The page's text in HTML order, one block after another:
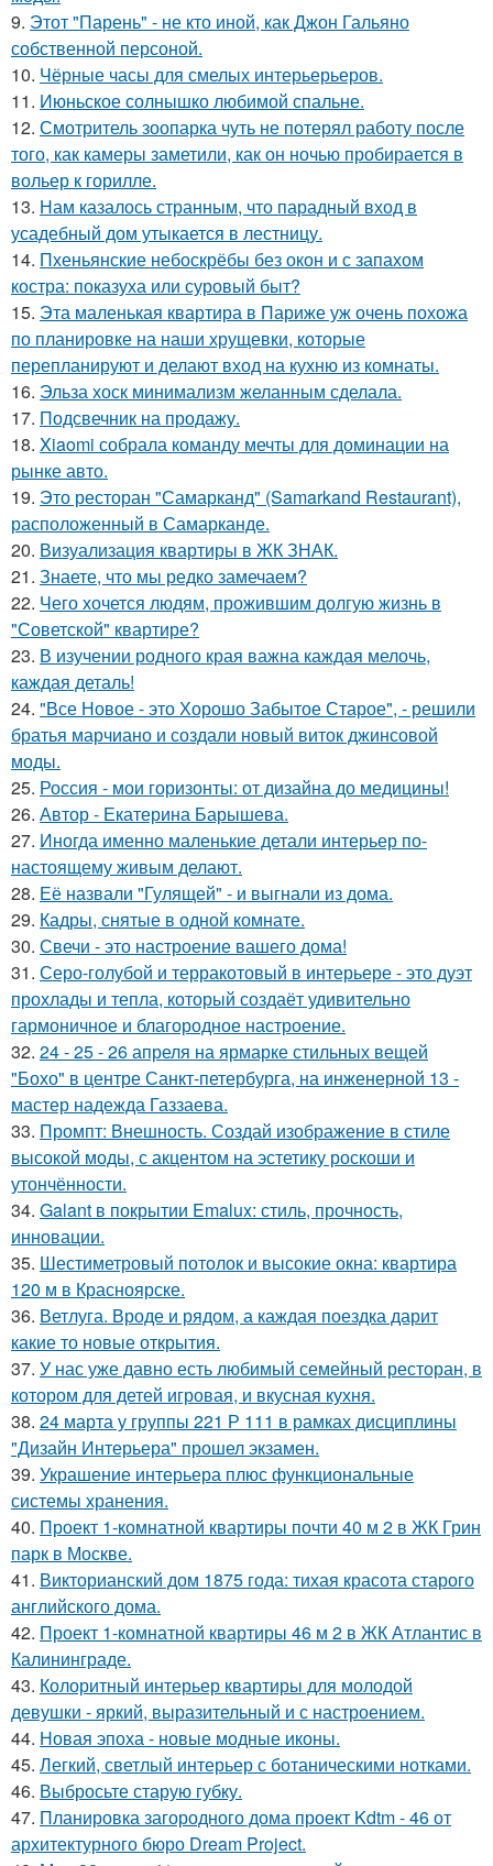
9. Этот "Парень" - не кто иной, как Джон Гальяно
собственной персоной.
10. Чёрные часы для смелых интерьерьеров.
11. Июньское солнышко любимой спальне.
12. Смотритель зоопарка чуть не потерял работу после
того, как камеры заметили, как он ночью пробирается в
вольер к горилле.
13. Нам казалось странным, что парадный вход в
усадебный дом утыкается в лестницу.
14. Пхеньянские небоскрёбы без окон и с запахом
костра: показуха или суровый быт?
15. Эта маленькая квартира в Париже уж очень похожа
по планировке на наши хрущевки, которые
перепланируют и делают вход на кухню из комнаты.
16. Эльза хоск минимализм желанным сделала.
17. Подсвечник на продажу.
18. Xiaomi собрала команду мечты для доминации на
рынке авто.
19. Это ресторан "Самарканд" (Samarkand Restaurant),
расположенный в Самарканде.
20. Визуализация квартиры в ЖК ЗНАК.
21. Знаете, что мы редко замечаем?
22. Чего хочется людям, прожившим долгую жизнь в
"Советской" квартире?
23. В изучении родного края важна каждая мелочь,
каждая деталь!
24. "Все Новое - это Хорошо Забытое Старое", - решили
братья марчиано и создали новый виток джинсовой
моды.
25. Россия - мои горизонты: от дизайна до медицины!
26. Автор - Екатерина Барышева.
27. Иногда именно маленькие детали интерьер по-
настоящему живым делают.
28. Её назвали "Гулящей" - и выгнали из дома.
29. Кадры, снятые в одной комнате.
30. Свечи - это настроение вашего дома!
31. Серо-голубой и терракотовый в интерьере - это дуэт
прохлады и тепла, который создаёт удивительно
гармоничное и благородное настроение.
32. 24 - 25 - 26 апреля на ярмарке стильных вещей
"Бохо" в центре Санкт-петербурга, на инженерной 13 -
мастер надежда Газзаева.
33. Промпт: Внешность. Создай изображение в стиле
высокой моды, с акцентом на эстетику роскоши и
утончённости.
34. Galant в покрытии Emalux: стиль, прочность,
инновации.
35. Шестиметровый потолок и высокие окна: квартира
120 м в Красноярске.
36. Ветлуга. Вроде и рядом, а каждая поездка дарит
какие то новые открытия.
37. У нас уже давно есть любимый семейный ресторан, в
котором для детей игровая, и вкусная кухня.
38. 24 марта у группы 221 Р 111 в рамках дисциплины
"Дизайн Интерьера" прошел экзамен.
39. Украшение интерьера плюс функциональные
системы хранения.
40. Проект 1-комнатной квартиры почти 40 м 2 в ЖК Грин
парк в Москве.
41. Викторианский дом 1875 года: тихая красота старого
английского дома.
42. Проект 1-комнатной квартиры 46 м 2 в ЖК Атлантис в
Калининграде.
43. Колоритный интерьер квартиры для молодой
девушки - яркий, выразительный и с настроением.
44. Новая эпоха - новые модные иконы.
45. Легкий, светлый интерьер с ботаническими нотками.
46. Выбросьте старую губку.
47. Планировка загородного дома проект Kdtm - 46 от
архитектурного бюро Dream Project.